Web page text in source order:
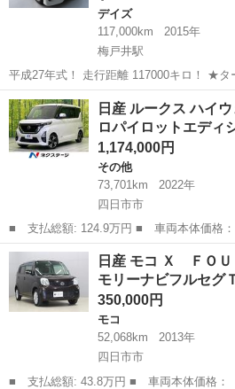
デイズ
117,000km
2015年
梅戸井駅
平成27年式！ 走行距離 117000キロ！ ★ターボ車！ ★名義変更込み！
車検2年付き！点検後お渡し！ ★パールホワイトカラー！ ★エンジン
オイル、オイルエレメント交換済み！ ★アイドリングストップ付き！
★...
三重 三重郡 梅戸井駅 デイズ
日産 ルークス ハイ
ロパイロットエデ
1,174,000円
その他
73,701km
2022年
四日市市
■ 支払総額: 124.9万円 ■ 車両本体価格： 1,174,000 円 ■ メーカ
ー名： 日産 ■ 車種名： ルークス ■ グ
スター Ｇターボプロパイロットエディ
９型ＳＤ...
三重 四日市市
日産 モコ Ｘ ＦＯ
モリーナビフルセ
350,000円
モコ
52,068km
2013年
四日市市
■ 支払総額: 43.8万円 ■ 車両本体価格： 350,000 円 ■ メーカー